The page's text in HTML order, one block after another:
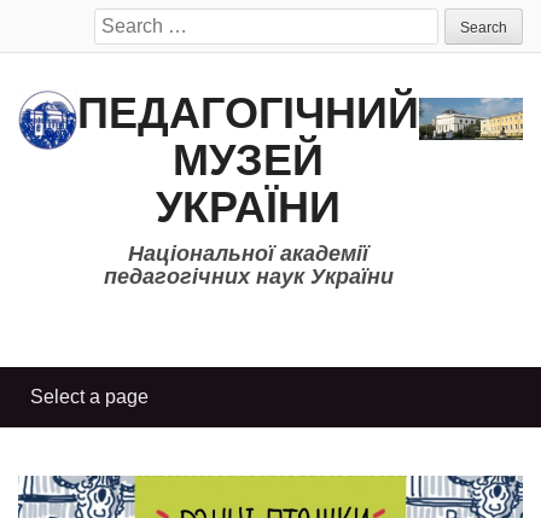
Search
for:
ПЕДАГОГІЧНИЙ
МУЗЕЙ
УКРАЇНИ
Національної академії
педагогічних наук України